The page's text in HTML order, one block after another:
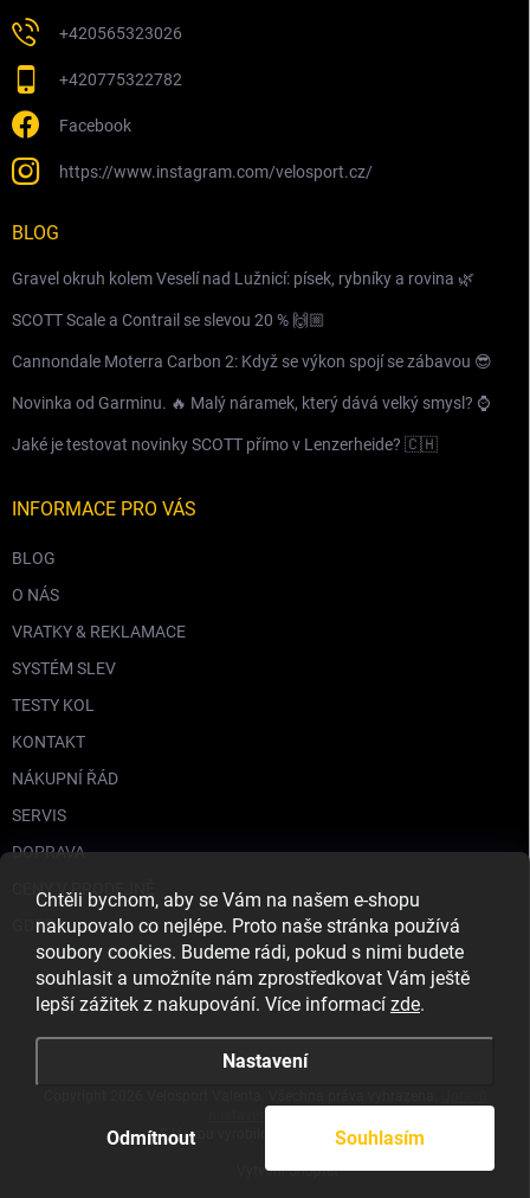
Chtěli bychom, aby se Vám na našem e-shopu
nakupovalo co nejlépe. Proto naše stránka používá
soubory cookies. Budeme rádi, pokud s nimi budete
souhlasit a umožníte nám zprostředkovat Vám ještě
lepší zážitek z nakupování. Více informací zde.
Nastavení
Odmítnout Souhlasím
+420565323026
+420775322782
Facebook
https://www.instagram.com/velosport.cz/
BLOG
Gravel okruh kolem Veselí nad Lužnicí: písek, rybníky a rovina 🌿
SCOTT Scale a Contrail se slevou 20 % 🙌🏼
Cannondale Moterra Carbon 2: Když se výkon spojí se zábavou 😎
Novinka od Garminu. 🔥 Malý náramek, který dává velký smysl? ⌚️
Jaké je testovat novinky SCOTT přímo v Lenzerheide? 🇨🇭
INFORMACE PRO VÁS
BLOG
O NÁS
VRATKY & REKLAMACE
SYSTÉM SLEV
TESTY KOL
KONTAKT
NÁKUPNÍ ŘÁD
SERVIS
DOPRAVA
CENY V PRODEJNĚ
GDPR
Vytvořil Shoptet
nastavení cookies
S láskou vyrobilo
Filipesmedia 🧡